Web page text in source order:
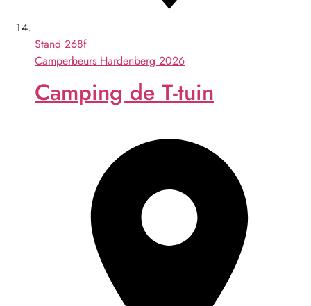
Stand 268f
Camperbeurs Hardenberg 2026
Camping de T-tuin